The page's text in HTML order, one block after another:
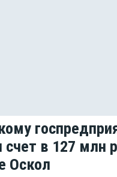
в 127 млн
Оскол